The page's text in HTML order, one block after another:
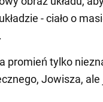
- ciało o
promień tylko
Jowisza,